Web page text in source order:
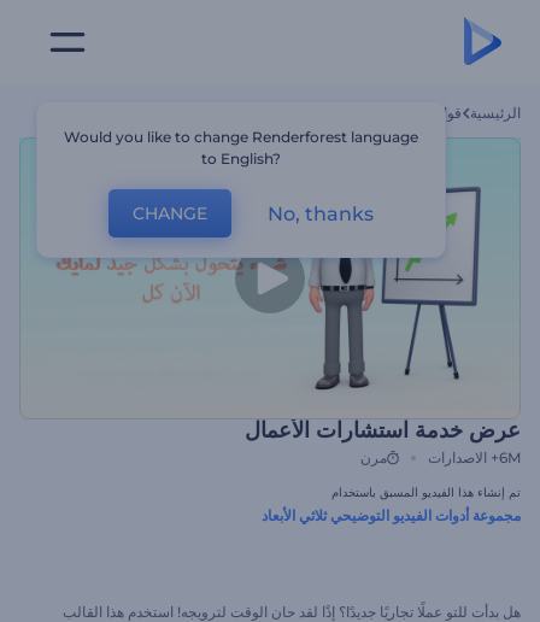
الرئيسية قوالب
عرض خدمة استشارات الأعمال
6M+ الاصدارات مرن
تم إنشاء هذا الفيديو المسبق باستخدام
مجموعة أدوات الفيديو التوضيحي ثلاثي الأبعاد
هل بدأت للتو عملًا تجاريًا جديدًا؟ إذًا لقد حان الوقت لترويجه! استخدم هذا القالب
Would you like to change Renderforest language
to English?
CHANGE No, thanks